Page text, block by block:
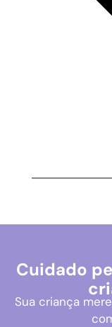
Cuidado
Sua criança